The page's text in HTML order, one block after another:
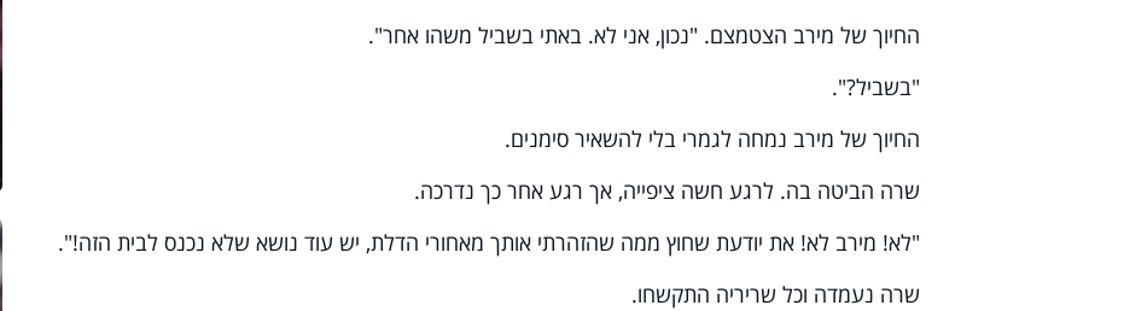
החיוך של מירב הצטמצם. "נכון, אני לא. באתי בשביל משהו אחר".
"בשביל?".
החיוך של מירב נמחה לגמרי בלי להשאיר סימנים.
שרה הביטה בה. לרגע חשה ציפייה, אך רגע אחר כך נדרכה.
"לא! מירב לא! את יודעת שחוץ ממה שהזהרתי אותך מאחורי הדלת, יש עוד נושא שלא נכנס לבית הזה!".
שרה נעמדה וכל שריריה התקשחו.